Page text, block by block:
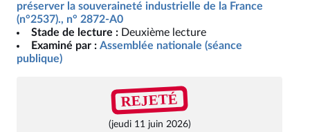
préserver la souveraineté industrielle de la France
(n°2537)., n° 2872-A0
Stade de lecture : Deuxième lecture
Examiné par : Assemblée nationale (séance
publique)
REJETÉ
(jeudi 11 juin 2026)